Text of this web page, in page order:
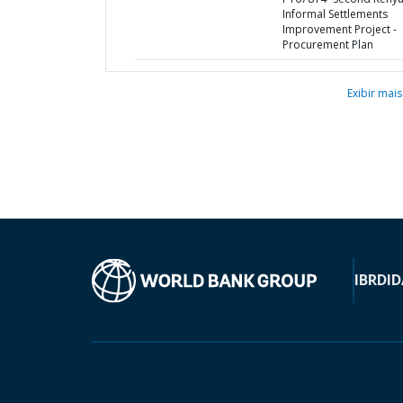
Informal Settlements
Improvement Project -
Procurement Plan
Exibir mais
IBRD